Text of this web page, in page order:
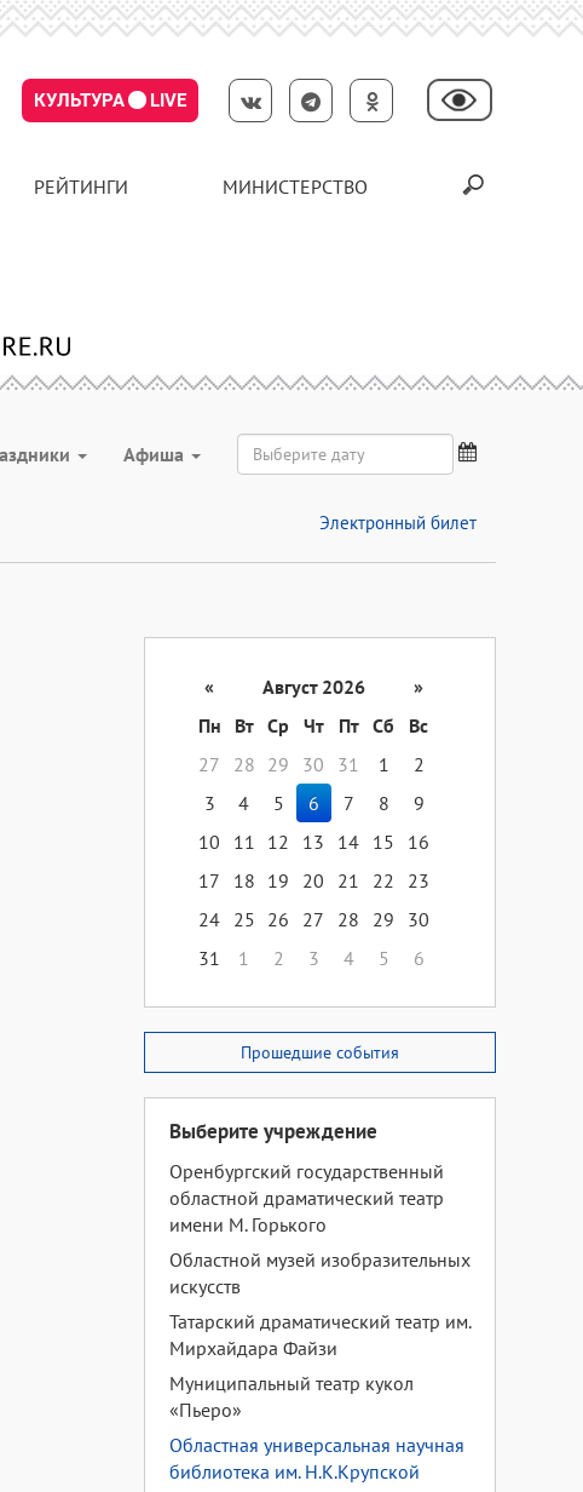
КУЛЬТУРА LIVE
РЕЙТИНГИ МИНИСТЕРСТВО
Aфиша
Электронный билет
« Август 2026
»
Пн
Вт Ср Чт Пт Сб
Вс
27
28 29 30 31 1
2
3
4 5 6 7 8
9
10
11 12 13 14 15
16
17
18 19 20 21 22
23
24 25 26 27 28 29
30
31
1 2 3 4 5 6
Прошедшие события
Выберите учреждение
Оренбургский государственный
областной драматический театр
имени М. Горького
Областной музей изобразительных
искусств
Татарский драматический театр им.
Мирхайдара Файзи
Муниципальный театр кукол
«Пьеро»
Областная универсальная научная
библиотека им. Н.К.Крупской